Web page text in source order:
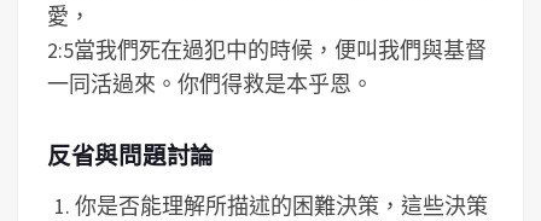
愛，
2:5當我們死在過犯中的時候，便叫我們與基督
一同活過來。你們得救是本乎恩。
反省與問題討論
你是否能理解所描述的困難決策，這些決策